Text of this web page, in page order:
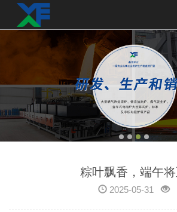
粽叶飘香，端午
2025-05-31